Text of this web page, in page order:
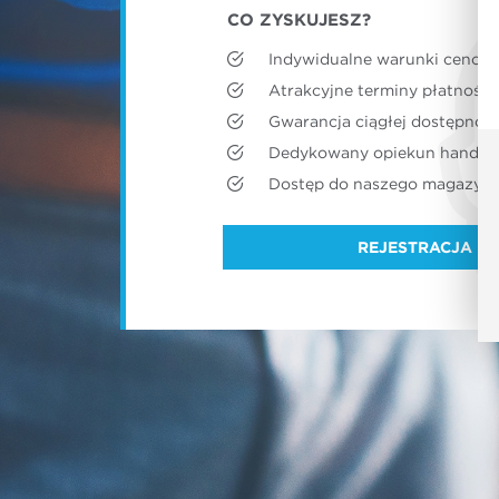
CO ZYSKUJESZ?
Indywidualne warunki cenowe
Atrakcyjne terminy płatności
Gwarancja ciągłej
Dedykowany opiekun
Dostęp do naszego magazynu
REJESTRACJA